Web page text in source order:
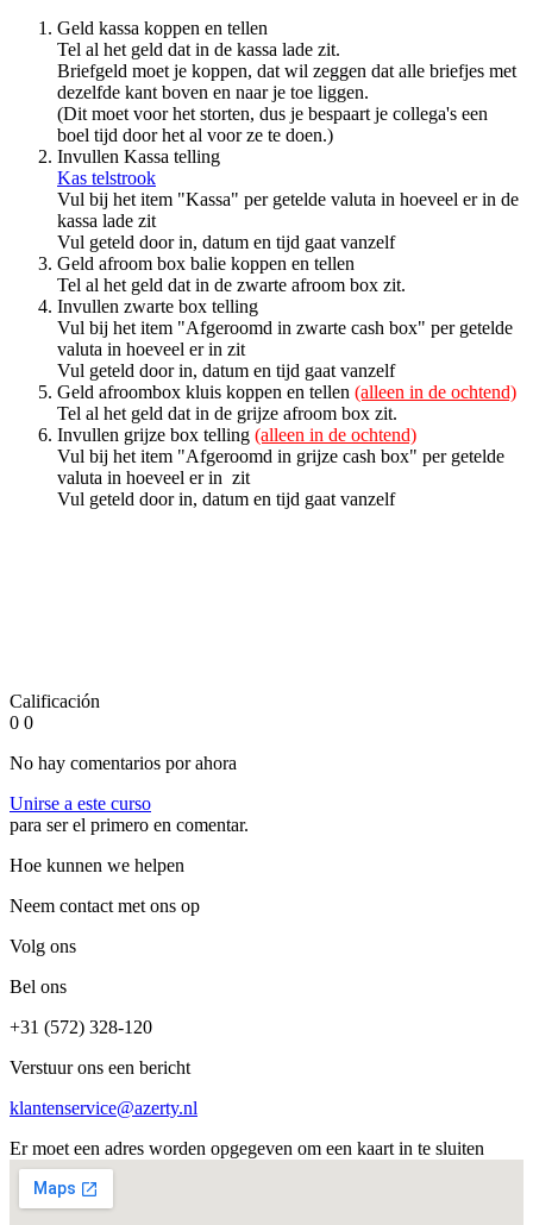
Geld kassa koppen en tellen
Tel al het geld dat in de kassa lade zit.
Briefgeld moet je koppen, dat wil zeggen dat alle briefjes met
dezelfde kant boven en naar je toe liggen.
(Dit moet voor het storten, dus je bespaart je collega's een
boel tijd door het al voor ze te doen.)
Invullen Kassa telling
Kas telstrook
Vul bij het item "Kassa" per getelde valuta in hoeveel er in de
kassa lade zit
Vul geteld door in, datum en tijd gaat vanzelf
Geld afroom box balie koppen en tellen
Tel al het geld dat in de zwarte afroom box zit.
Invullen zwarte box telling
Vul bij het item "Afgeroomd in zwarte cash box" per getelde
valuta in hoeveel er in zit
Vul geteld door in, datum en tijd gaat vanzelf
Geld afroombox kluis koppen en tellen (alleen in de ochtend)
Tel al het geld dat in de grijze afroom box zit.
Invullen grijze box telling (alleen in de ochtend)
Vul bij het item "Afgeroomd in grijze cash box" per getelde
valuta in hoeveel er in zit
Vul geteld door in, datum en tijd gaat vanzelf
Calificación
0 0
No hay comentarios por ahora
Unirse a este curso
para ser el primero en comentar.
Hoe kunnen we helpen
Neem contact met ons op
Volg ons
Bel ons
+31 (572) 328-120
Verstuur ons een bericht
klantenservice@azerty.nl
Er moet een adres worden opgegeven om een kaart in te sluiten